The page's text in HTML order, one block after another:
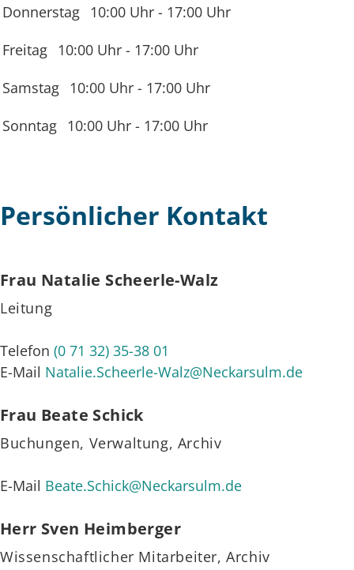
Donnerstag
10:00 Uhr - 17:00 Uhr
Freitag
10:00 Uhr - 17:00 Uhr
Samstag
10:00 Uhr - 17:00 Uhr
Sonntag
10:00 Uhr - 17:00 Uhr
Persönlicher Kontakt
Frau Natalie Scheerle-Walz
Leitung
Telefon (0 71 32) 35-38 01
E-Mail Natalie.Scheerle-Walz@Neckarsulm.de
Frau Beate Schick
Buchungen, Verwaltung, Archiv
E-Mail Beate.Schick@Neckarsulm.de
Herr Sven Heimberger
Wissenschaftlicher Mitarbeiter, Archiv